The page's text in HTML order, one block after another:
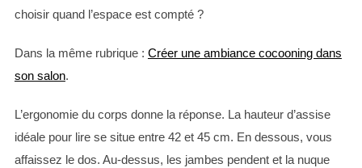
choisir quand l’espace est compté ?
Dans la même rubrique : Créer une ambiance cocooning dans
son salon.
L’ergonomie du corps donne la réponse. La hauteur d’assise
idéale pour lire se situe entre 42 et 45 cm. En dessous, vous
affaissez le dos. Au-dessus, les jambes pendent et la nuque